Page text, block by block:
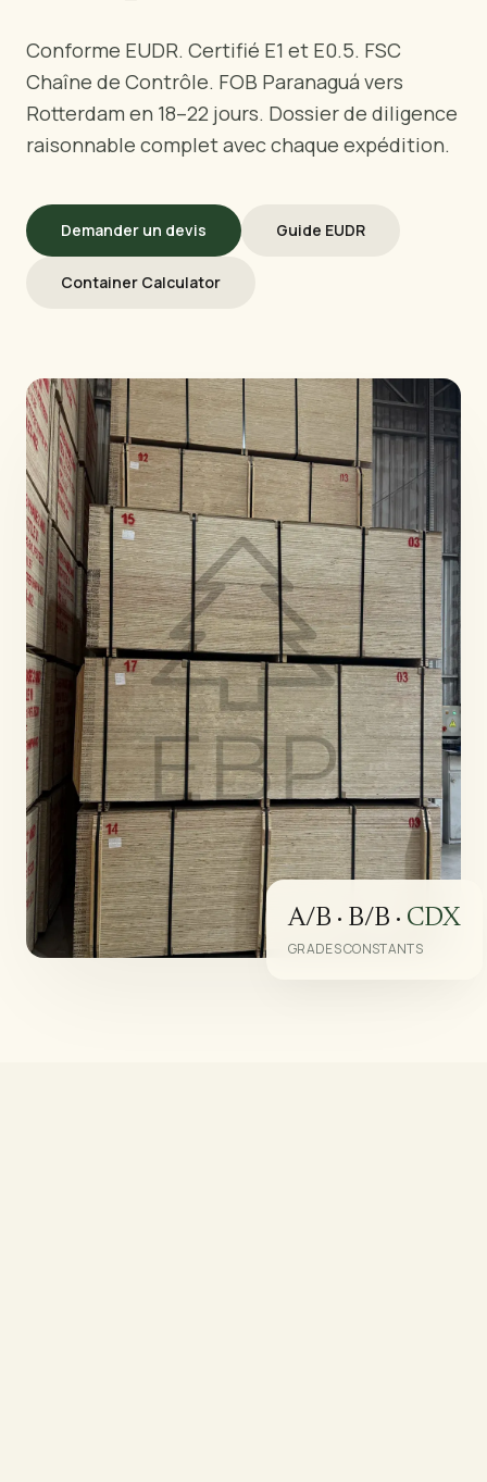
🇺🇸États-Unis
🇪🇺Union Européenne
🇬🇧 Royaume-Uni
🇨🇦
Canada
🇵🇱Pologne
Comparer les grades
Conforme EUDR. Certifié E1 et E0.5. FSC
Chaîne de Contrôle. FOB Paranaguá vers
Rotterdam en 18–22 jours. Dossier de diligence
raisonnable complet avec chaque expédition.
Demander un devis Guide EUDR
Container Calculator
A/B · B/B · CDX
GRADES CONSTANTS